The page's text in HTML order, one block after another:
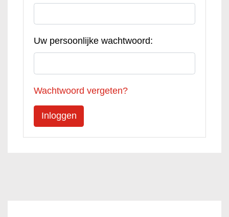
Uw persoonlijke wachtwoord:
Wachtwoord vergeten?